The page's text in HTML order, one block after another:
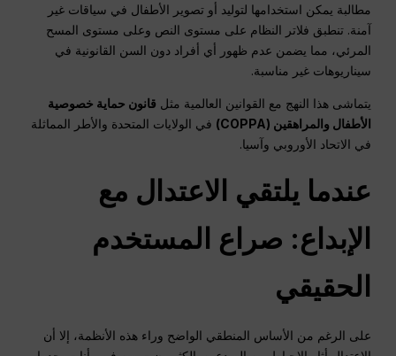
مطالبة يمكن استخدامها لتوليد أو تصوير الأطفال في سياقات غير
آمنة. تنطبق فلاتر النظام على مستوى النص وعلى مستوى المسح
المرئي، مما يضمن عدم ظهور أي أفراد دون السن القانونية في
سيناريوهات غير مناسبة.
يتماشى هذا النهج مع القوانين العالمية مثل قانون حماية خصوصية
الأطفال والمراهقين (COPPA)
في الولايات المتحدة والأطر المماثلة
في الاتحاد الأوروبي وآسيا.
عندما يلتقي الاعتدال مع
الإبداع: صراع المستخدم
الحقيقي
على الرغم من الأساس المنطقي الواضح وراء هذه الأنظمة، إلا أن